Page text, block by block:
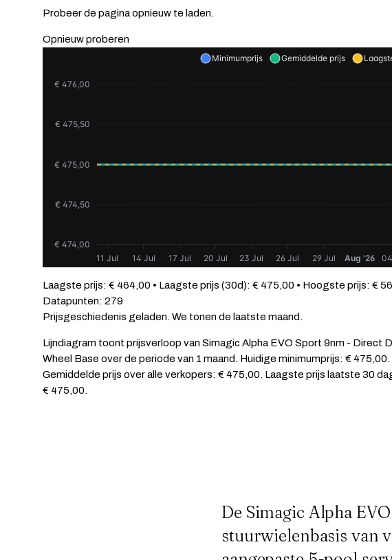
Probeer de pagina opnieuw te laden.
Opnieuw proberen
€ 476,00
€ 475,50
€ 475,00
€ 474,50
€ 474,00
11 Jul
14 Jul 17 Jul 20 Jul 23 Jul 26 Jul 29 Jul Aug '26
Minimumprijs Gemiddelde prijs
Laagste prijs: € 464,00 • Laagste prijs (30d): € 475,00 • Hoogste prijs: €
Datapunten: 279
Prijsgeschiedenis geladen. We tonen de laatste maand.
Lijndiagram toont prijsverloop van Simagic Alpha EVO Sport 9nm - Direct
Wheel Base over de periode van 1 maand. Huidige minimumprijs: € 475,00.
Gemiddelde prijs over alle verkopers: € 475,00. Laagste prijs laatste 30
€ 475,00.
De Simagic Alpha
stuurwielenbasis van